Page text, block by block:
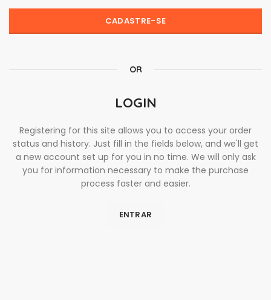
CADASTRE-SE
OR
LOGIN
Registering for this site allows you to access your order
status and history. Just fill in the fields below, and we'll get
a new account set up for you in no time. We will only ask
you for information necessary to make the purchase
process faster and easier.
ENTRAR